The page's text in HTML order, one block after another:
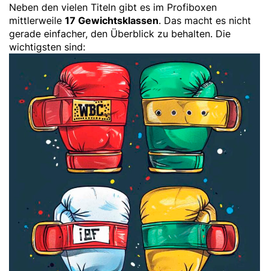
Neben den vielen Titeln gibt es im Profiboxen
mittlerweile 17 Gewichtsklassen. Das macht es nicht
gerade einfacher, den Überblick zu behalten. Die
wichtigsten sind: